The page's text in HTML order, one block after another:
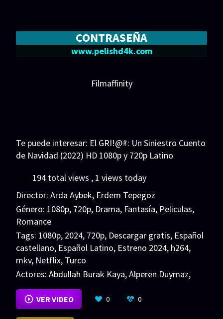
CONTRASEÑA
www.pelishd4k.com
Filmaffinity
Te puede interesar: El GRI!@#: Un Siniestro Cuento
de Navidad (2022) HD 1080p y 720p Latino
194 total views , 1 views today
Director: Arda Aybek, Erdem Tepegöz
Género: 1080p, 720p, Drama, Fantasía, Peliculas,
Romance
Tags: 1080p, 2024, 720p, Descargar gratis, Español
castellano, Español Latino, Estreno 2024, h264,
mkv, Netflix, Turco
Actores: Abdullah Burak Kaya,Alperen Duymaz,
Canan Atalay
VER MÁS
VER VIDEO 0 0